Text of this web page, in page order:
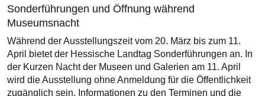
Sonderführungen und Öffnung während
Museumsnacht
Während der Ausstellungszeit vom 20. März bis zum 11.
April bietet der Hessische Landtag Sonderführungen an. In
der Kurzen Nacht der Museen und Galerien am 11. April
wird die Ausstellung ohne Anmeldung für die Öffentlichkeit
zugänglich sein. Informationen zu den Terminen und die